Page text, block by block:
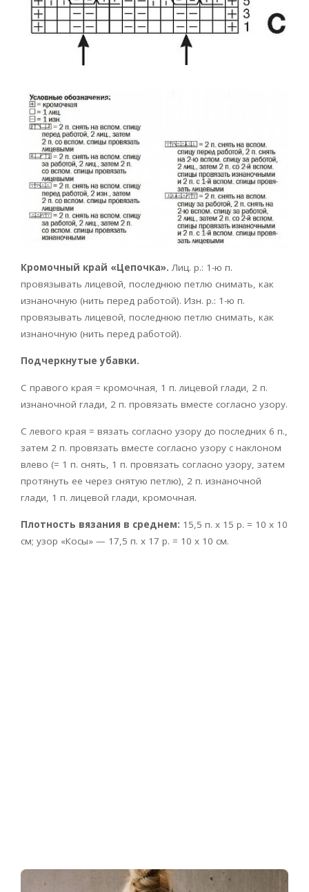
Кромочный край «Цепочка». Лиц. р.: 1-ю п.
провязывать лицевой, последнюю петлю снимать, как
изнаночную (нить перед работой). Изн. р.: 1-ю п.
провязывать лицевой, последнюю петлю снимать, как
изнаночную (нить перед работой).
Подчеркнутые убавки.
С правого края = кромочная, 1 п. лицевой глади, 2 п.
изнаночной глади, 2 п. провязать вместе согласно узору.
С левого края = вязать согласно узору до последних 6 п.,
затем 2 п. провязать вместе согласно узору с наклоном
влево (= 1 п. снять, 1 п. провязать согласно узору, затем
протянуть ее через снятую петлю), 2 п. изнаночной
глади, 1 п. лицевой глади, кромочная.
Плотность вязания в среднем: 15,5 п. х 15 р. = 10 х 10
см; узор «Косы» — 17,5 п. х 17 р. = 10 х 10 см.